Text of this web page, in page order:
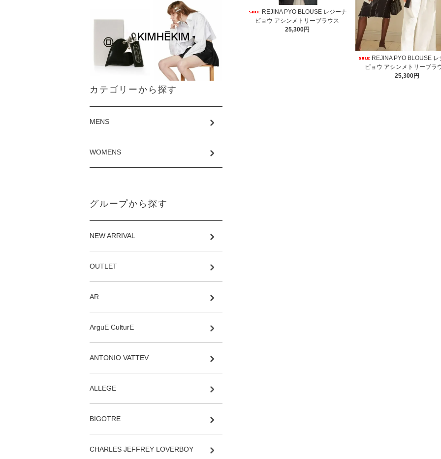
REJINA PYO BLOUSE レジーナ
ピョウ アシンメトリーブラウス
25,300円
REJINA PYO BLOUSE レ
ピョウ アシンメトリーブラ
25,300円
カテゴリーから探す
MENS
WOMENS
グループから探す
NEW ARRIVAL
OUTLET
AR
ArguE CulturE
ANTONIO VATTEV
ALLEGE
BIGOTRE
CHARLES JEFFREY LOVERBOY